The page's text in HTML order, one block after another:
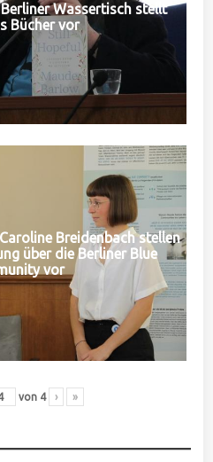
Wassertisch stellt
Bücher vor
Breidenbach stellen
über die Berliner Blue
vor
von 4 › »